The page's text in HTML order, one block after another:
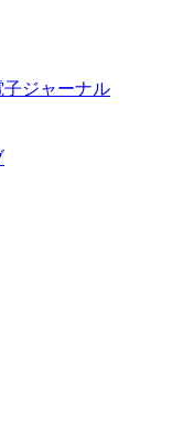
ジャーナル